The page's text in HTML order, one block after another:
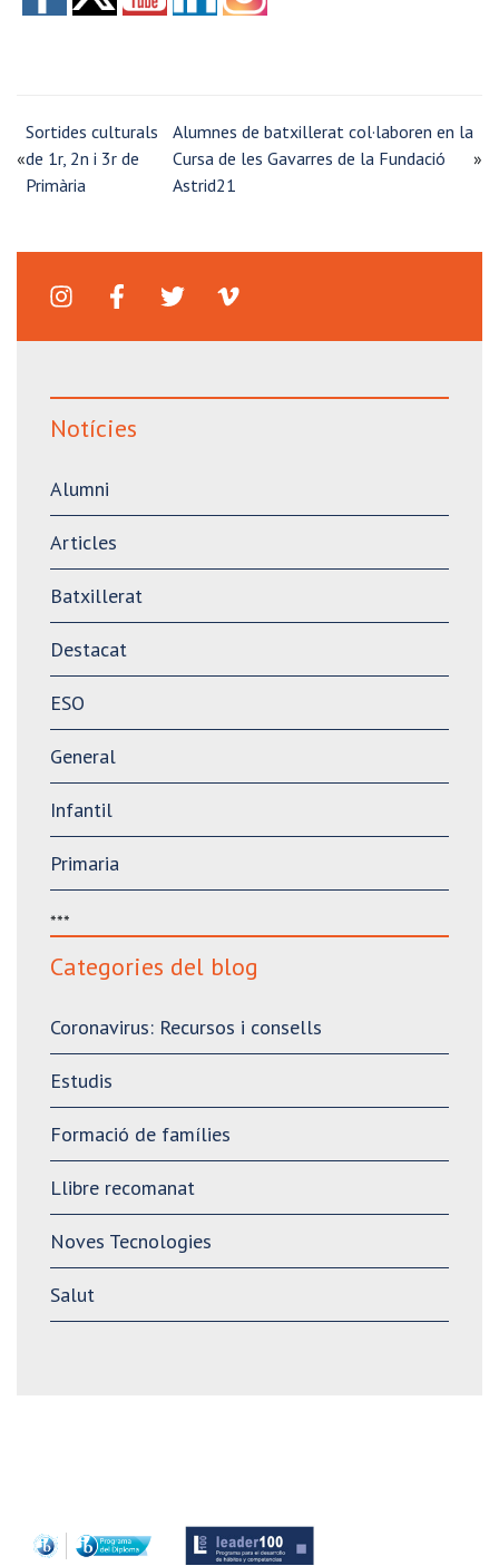
«
Sortides culturals
de 1r, 2n i 3r de
Primària
Alumnes de batxillerat col·laboren en la
Cursa de les Gavarres de la Fundació
Astrid21
»
Notícies
Alumni
Articles
Batxillerat
Destacat
ESO
General
Infantil
Primaria
***
Categories del blog
Coronavirus: Recursos i consells
Estudis
Formació de famílies
Llibre recomanat
Noves Tecnologies
Salut